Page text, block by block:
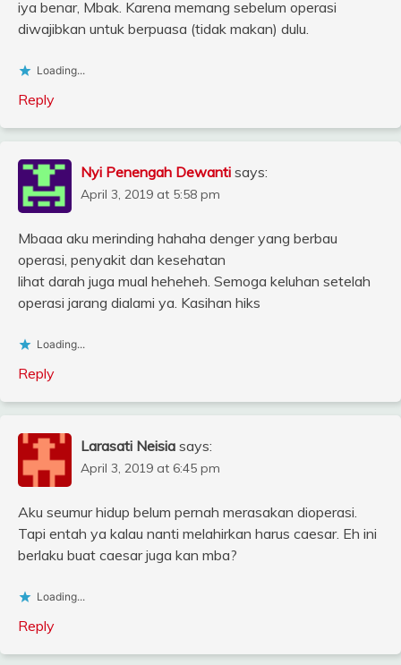
iya benar, Mbak. Karena memang sebelum operasi
diwajibkan untuk berpuasa (tidak makan) dulu.
Loading...
Reply
Nyi Penengah Dewanti says:
April 3, 2019 at 5:58 pm
Mbaaa aku merinding hahaha denger yang berbau
operasi, penyakit dan kesehatan
lihat darah juga mual heheheh. Semoga keluhan setelah
operasi jarang dialami ya. Kasihan hiks
Loading...
Reply
Larasati Neisia says:
April 3, 2019 at 6:45 pm
Aku seumur hidup belum pernah merasakan dioperasi.
Tapi entah ya kalau nanti melahirkan harus caesar. Eh ini
berlaku buat caesar juga kan mba?
Loading...
Reply